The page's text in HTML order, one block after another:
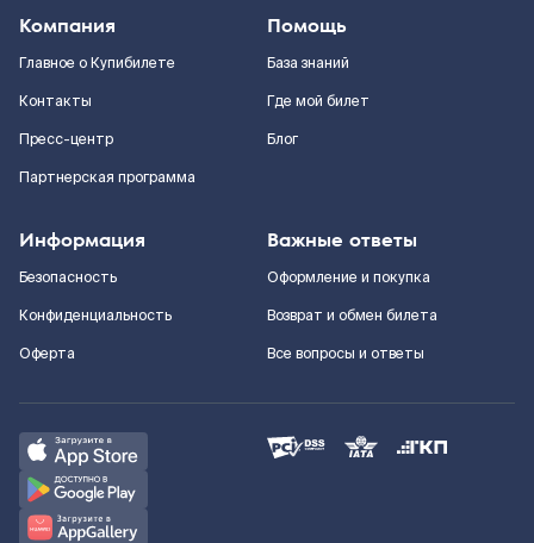
Компания
Главное о Купибилете
Контакты
Пресс-центр
Партнерская программа
Помощь
База знаний
Где мой билет
Блог
Информация
Безопасность
Конфиденциальность
Оферта
Важные ответы
Оформление и покупка
Возврат и обмен билета
Все вопросы и ответы